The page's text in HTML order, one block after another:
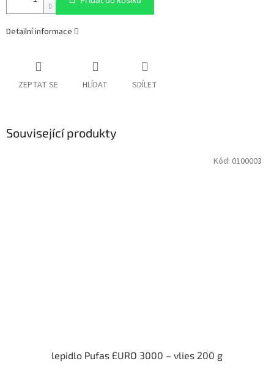
Detailní informace
ZEPTAT SE HLÍDAT SDÍLET
Související produkty
lepidlo Pufas EURO 3000 – vlies 200 g
Kód: 0100003